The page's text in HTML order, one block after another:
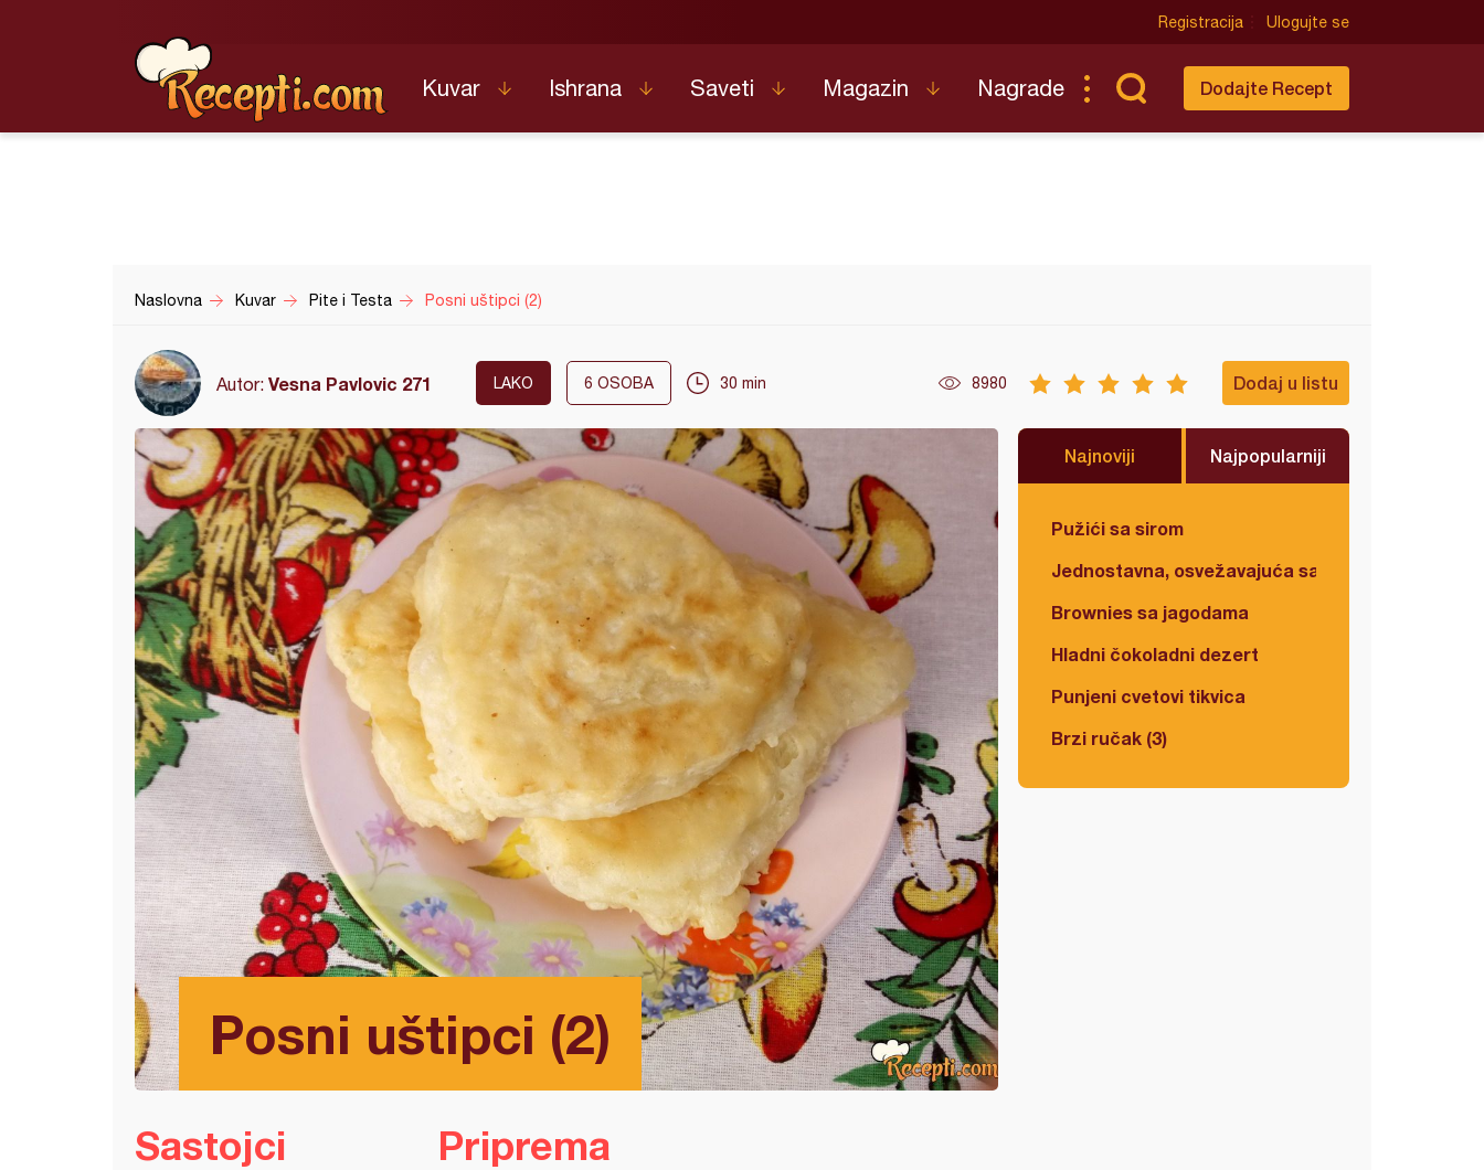
Registracija Ulogujte se
Kuvar Ishrana Saveti Magazin Nagrade Dodajte Recept
Naslovna Kuvar Pite i Testa Posni uštipci (2)
Autor: Vesna Pavlovic 271 LAKO 6 OSOBA 30 min 8980 Dodaj u listu
Posni uštipci (2)
Najnoviji Najpopularniji
Pužići sa sirom
Jednostavna, osvežavajuća salata
Brownies sa jagodama
Hladni čokoladni dezert
Punjeni cvetovi tikvica
Brzi ručak (3)
Sastojci Priprema